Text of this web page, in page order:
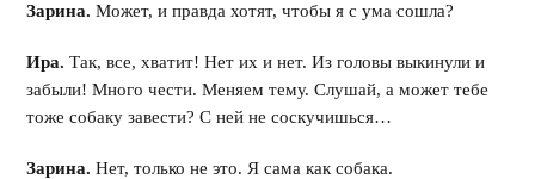
Зарина. Может, и правда хотят, чтобы я с ума сошла?
Ира. Так, все, хватит! Нет их и нет. Из головы выкинули и
забыли! Много чести. Меняем тему. Слушай, а может тебе
тоже собаку завести? С ней не соскучишься…
Зарина. Нет, только не это. Я сама как собака.